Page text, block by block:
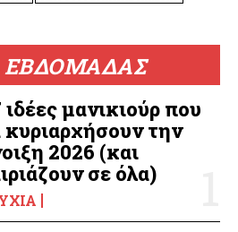
ΕΒΔΟΜΑΔΑΣ
ιδέες μανικιούρ που
κυριαρχήσουν την
2026 (και
σε όλα)